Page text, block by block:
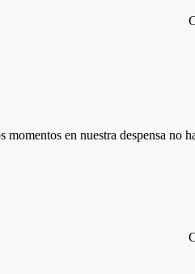
en nuestra despensa no